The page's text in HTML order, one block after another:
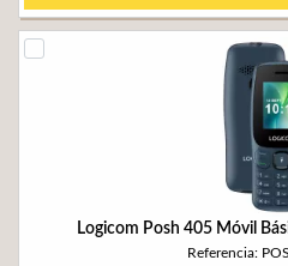
Logicom Posh 405 Móvil
Referencia: